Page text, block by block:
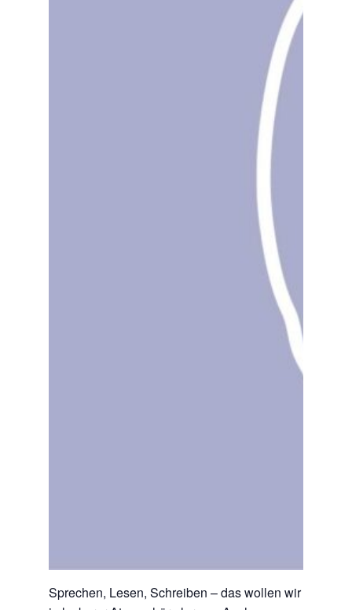
Sprechen, Lesen, Schreiben – das wollen wir